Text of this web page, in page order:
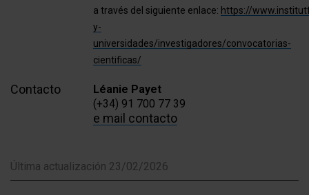
a través del siguiente enlace: https://
y-
universidades/investigadores/convocatorias-
cientificas/
Contacto
Léanie Payet
(+34) 91 700 77 39
e mail contacto
Última actualización 23/02/2026